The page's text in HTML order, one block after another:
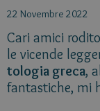
22 Novembre 2022
Cari amici
le vicende
tologia greca,
fanta­stiche, mi